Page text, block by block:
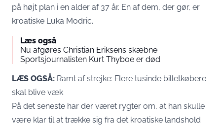
på højt plan i en alder af 37 år. En af dem, der gør, er
kroatiske Luka Modric.
Læs også
Nu afgøres Christian Eriksens skæbne
Sportsjournalisten Kurt Thyboe er død
LÆS OGSÅ: Ramt af strejke: Flere tusinde billetkøbere
skal blive væk
På det seneste har der været rygter om, at han skulle
være klar til at trække sig fra det kroatiske landshold